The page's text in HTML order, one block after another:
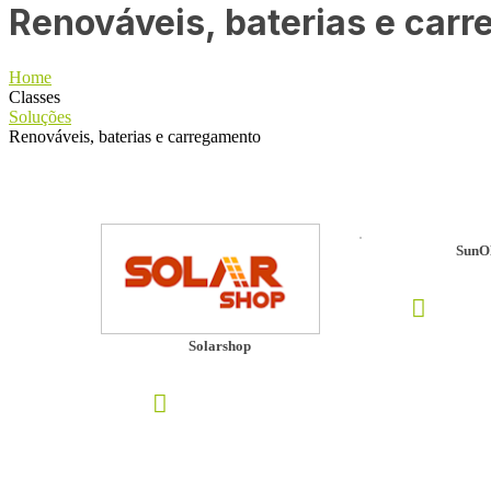
Renováveis, baterias e
Home
Classes
Soluções
Renováveis, baterias e carregamento
Solarshop